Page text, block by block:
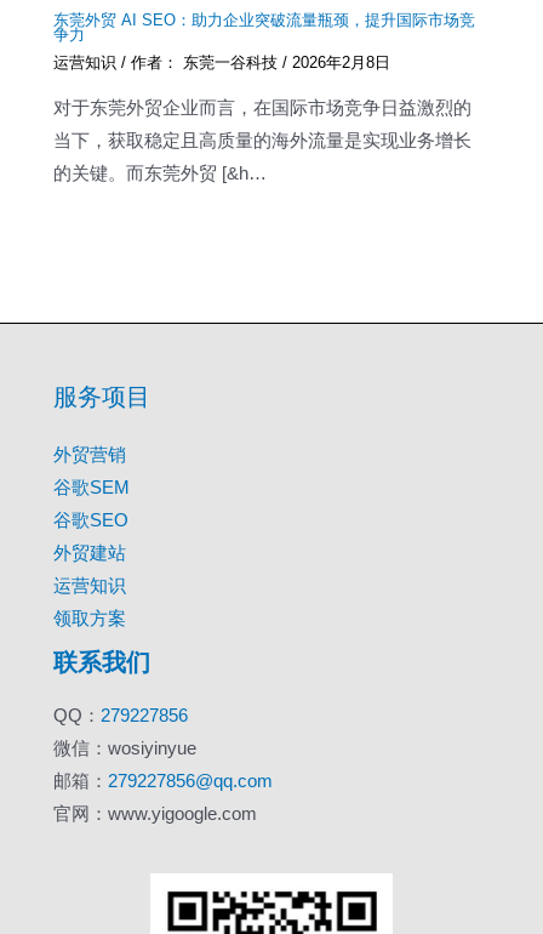
东莞外贸 AI SEO：助力企业突破流量瓶颈，提升国际市场竞
争力
运营知识 / 作者： 东莞一谷科技/ 2026年2月8日
对于东莞外贸企业而言，在国际市场竞争日益激烈的
当下，获取稳定且高质量的海外流量是实现业务增长
的关键。而东莞外贸 [&h…
服务项目
外贸营销
谷歌SEM
谷歌SEO
外贸建站
运营知识
领取方案
联系我们
QQ： 279227856
微信：wosiyinyue
邮箱： 279227856@qq.com
官网：www.yigoogle.com